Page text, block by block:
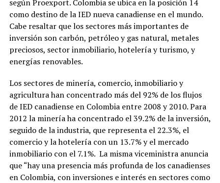
según Proexport. Colombia se ubica en la posición 14
como destino de la IED nueva canadiense en el mundo.
Cabe resaltar que los sectores más importantes de
inversión son carbón, petróleo y gas natural, metales
preciosos, sector inmobiliario, hotelería y turismo, y
energías renovables.
Los sectores de minería, comercio, inmobiliario y
agricultura han concentrado más del 92% de los flujos
de IED canadiense en Colombia entre 2008 y 2010. Para
2012 la minería ha concentrado el 39.2% de la inversión,
seguido de la industria, que representa el 22.3%, el
comercio y la hotelería con un 13.7% y el mercado
inmobiliario con el 7.1%. La misma viceministra anuncia
que “hay una presencia más profunda de los canadienses
en Colombia, con inversiones e interés en sectores como